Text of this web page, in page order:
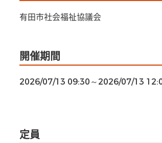
有田市社会福祉協議会
開催期間
2026/07/13 09:30～2026/07/13
定員